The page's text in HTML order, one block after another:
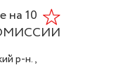
на 10
р-н.,